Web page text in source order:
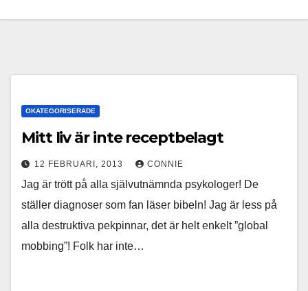
OKATEGORISERADE
Mitt liv är inte receptbelagt
12 FEBRUARI, 2013 CONNIE
Jag är trött på alla självutnämnda psykologer! De
ställer diagnoser som fan läser bibeln! Jag är less på
alla destruktiva pekpinnar, det är helt enkelt ”global
mobbing”! Folk har inte…